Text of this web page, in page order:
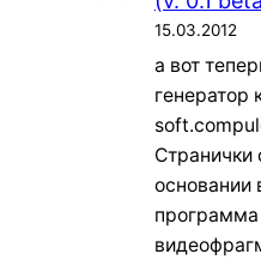
15.03.2012
а вот
генератор
основании
программа